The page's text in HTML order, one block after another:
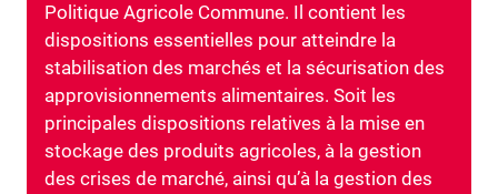
Politique Agricole Commune. Il contient les
dispositions essentielles pour atteindre la
stabilisation des marchés et la sécurisation des
approvisionnements alimentaires. Soit les
principales dispositions relatives à la mise en
stockage des produits agricoles, à la gestion
des crises de marché, ainsi qu’à la gestion des